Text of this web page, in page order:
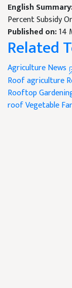
English
Percent Subsidy
Published on:14
Related
Agriculture News
Roof agriculture
Rooftop
roofVegetable